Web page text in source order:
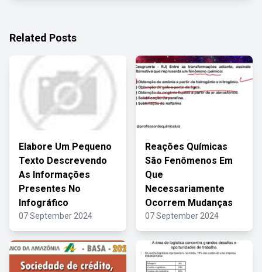
Related Posts
Elabore Um Pequeno
Texto Descrevendo
As Informações
Presentes No
Infográfico
07 September 2024
Reações Químicas
São Fenômenos Em
Que
Necessariamente
Ocorrem Mudanças
07 September 2024